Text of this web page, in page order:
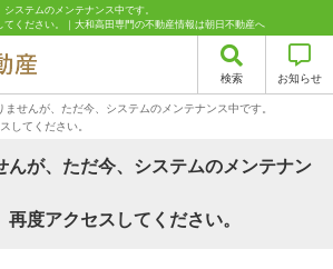
ステムのメンテナンス中です。
てください。｜大和高田専門の不動産情報は朝日不動産へ
検索 お知らせ
ませんが、ただ今、システムのメンテナンス中です。
してください。
んが、ただ今、システムのメンテナン
再度アクセスしてください。